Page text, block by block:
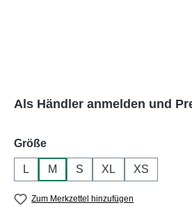
Als Händler anmelden und
Größeauswählen
L M S XL XS
Zum Merkzettel hinzufügen